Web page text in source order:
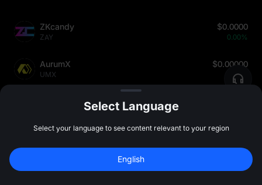
ZKcandy
ZAY
$0.0000
0.00%
AurumX
UMX
$0.00000
0.00%
XPLK +158.57%
新規登録して 10,000 USDT の先物ボーナス
Select Language
Select your language to see content relevant to your region
English